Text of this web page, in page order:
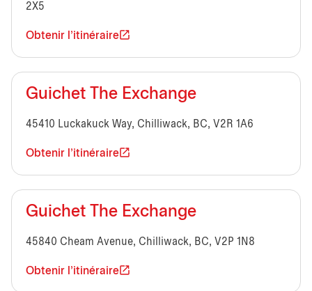
2X5
Obtenir l'itinéraire
Guichet The Exchange
45410 Luckakuck Way, Chilliwack, BC, V2R 1A6
Obtenir l'itinéraire
Guichet The Exchange
45840 Cheam Avenue, Chilliwack, BC, V2P 1N8
Obtenir l'itinéraire